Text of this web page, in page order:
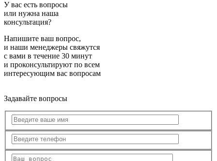
У вас есть вопросы
или нужна наша
консультация?
Напишите ваш вопрос,
и наши менеджеры свяжутся
с вами в течение 30 минут
и проконсультируют по всем
интересующим вас вопросам
Задавайте вопросы